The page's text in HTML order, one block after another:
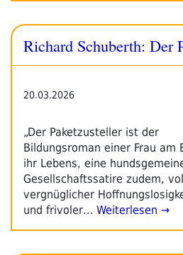
Richard Schuberth: Der
20.03.2026
„Der Paketzusteller ist der
Bildungsroman einer Frau am
ihr Lebens, eine
Gesellschaftssatire zudem,
vergnüglicher
und frivoler… Weiterlesen →